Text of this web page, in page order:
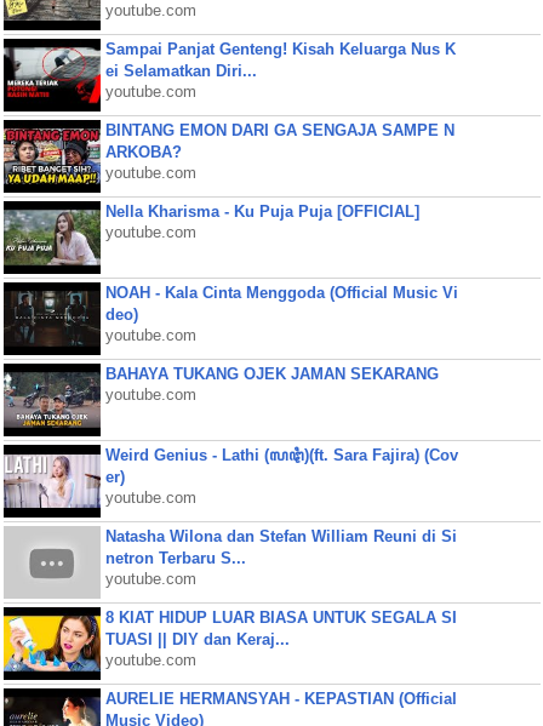
youtube.com
Sampai Panjat Genteng! Kisah Keluarga Nus K
ei Selamatkan Diri...
youtube.com
BINTANG EMON DARI GA SENGAJA SAMPE N
ARKOBA?
youtube.com
Nella Kharisma - Ku Puja Puja [OFFICIAL]
youtube.com
NOAH - Kala Cinta Menggoda (Official Music Vi
deo)
youtube.com
BAHAYA TUKANG OJEK JAMAN SEKARANG
youtube.com
Weird Genius - Lathi (ꦭꦛꦶ)(ft. Sara Fajira) (Cov
er)
youtube.com
Natasha Wilona dan Stefan William Reuni di Si
netron Terbaru S...
youtube.com
8 KIAT HIDUP LUAR BIASA UNTUK SEGALA SI
TUASI || DIY dan Keraj...
youtube.com
AURELIE HERMANSYAH - KEPASTIAN (Official
Music Video)